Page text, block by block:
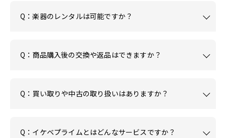
Q：楽器のレンタルは可能ですか？
Q：商品購入後の交換や返品はできますか？
Q：買い取りや中古の取り扱いはありますか？
Q：イケベプライムとはどんなサービスですか？